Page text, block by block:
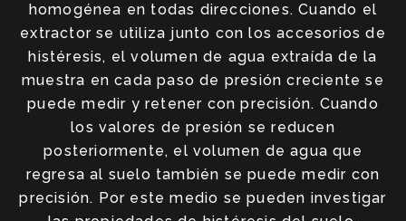
homogénea en todas direcciones. Cuando el
extractor se utiliza junto con los accesorios de
histéresis, el volumen de agua extraída de la
muestra en cada paso de presión creciente se
puede medir y retener con precisión. Cuando
los valores de presión se reducen
posteriormente, el volumen de agua que
regresa al suelo también se puede medir con
precisión. Por este medio se pueden investigar